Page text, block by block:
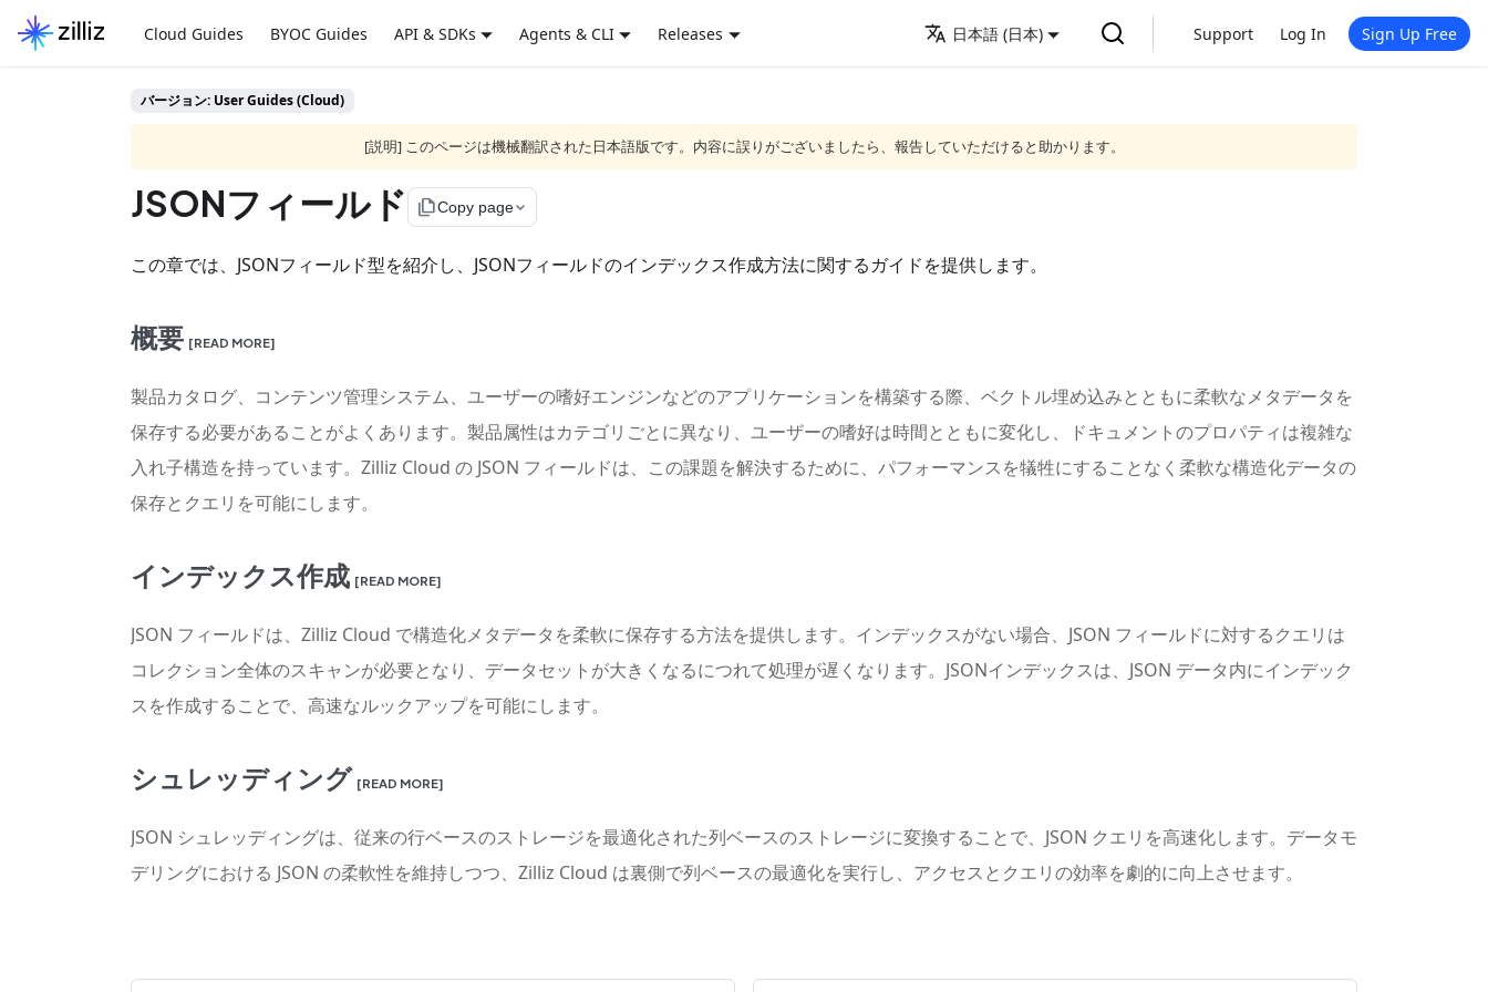
Cloud Guides BYOC Guides API & SDKs Agents & CLI Releases 日本語 (日本) Support Log In Sign Up Free
バージョン: User Guides (Cloud)
[説明] このページは機械翻訳された日本語版です。内容に誤りがございましたら、報告していただけると助かります。
JSONフィールド file_copyCopy page
この章では、JSONフィールド型を紹介し、JSONフィールドのインデックス作成方法に関するガイドを提供します。
概要 [READ MORE]
製品カタログ、コンテンツ管理システム、ユーザーの嗜好エンジンなどのアプリケーションを構築する際、ベクトル埋め込みとともに柔軟なメタデータを
保存する必要があることがよくあります。製品属性はカテゴリごとに異なり、ユーザーの嗜好は時間とともに変化し、ドキュメントのプロパティは複雑な
入れ子構造を持っています。Zilliz Cloud の JSON フィールドは、この課題を解決するために、パフォーマンスを犠牲にすることなく柔軟な構造化データの
保存とクエリを可能にします。
インデックス作成 [READ MORE]
JSON フィールドは、Zilliz Cloud で構造化メタデータを柔軟に保存する方法を提供します。インデックスがない場合、JSON フィールドに対するクエリは
コレクション全体のスキャンが必要となり、データセットが大きくなるにつれて処理が遅くなります。JSONインデックスは、JSON データ内にインデック
スを作成することで、高速なルックアップを可能にします。
シュレッディング [READ MORE]
JSON シュレッディングは、従来の行ベースのストレージを最適化された列ベースのストレージに変換することで、JSON クエリを高速化します。データモ
デリングにおける JSON の柔軟性を維持しつつ、Zilliz Cloud は裏側で列ベースの最適化を実行し、アクセスとクエリの効率を劇的に向上させます。